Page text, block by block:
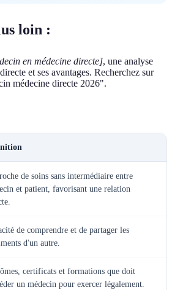
loin :
en médecine directe], une analyse
et ses avantages. Recherchez sur
médecine directe 2026".
de soins sans intermédiaire entre
et patient, favorisant une relation
de comprendre et de partager les
d'un autre.
certificats et formations que doit
un médecin pour exercer légalement.